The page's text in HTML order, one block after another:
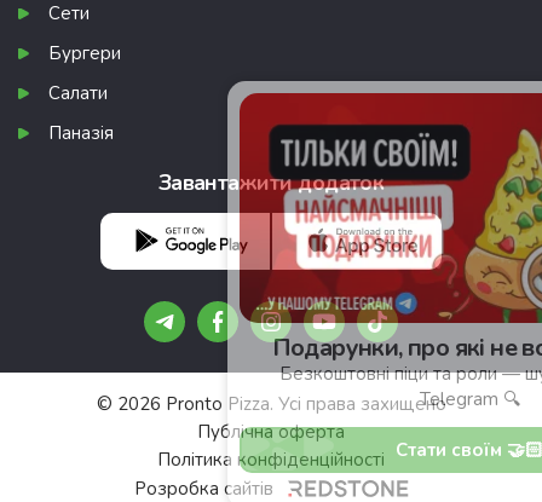
Сети
Бургери
Салати
Паназія
Завантажити додаток
© 2026 Pronto Pizza. Усі права захищено
Публічна оферта
Політика конфіденційності
Розробка сайтів
Подарунки, про які не всі знають 🎁
Безкоштовні піци та роли — шукай у нашому
Telegram 🔍
Стати своїм 🤝🏻